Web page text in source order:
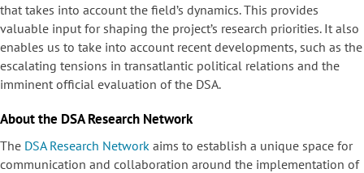
that takes into account the field’s dynamics. This provides
valuable input for shaping the project’s research priorities. It also
enables us to take into account recent developments, such as the
escalating tensions in transatlantic political relations and the
imminent official evaluation of the DSA.
About the DSA Research Network
The DSA Research Network aims to establish a unique space for
communication and collaboration around the implementation of